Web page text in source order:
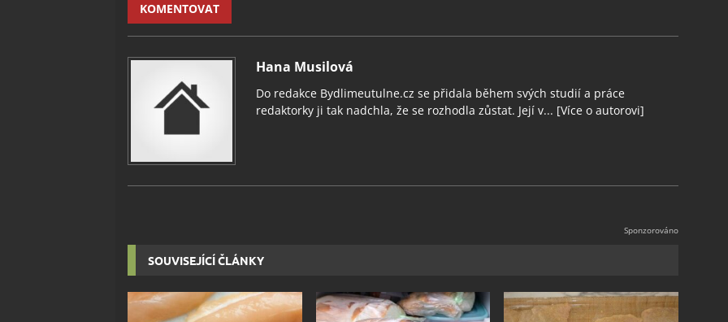
KOMENTOVAT
Hana Musilová
Do redakce Bydlimeutulne.cz se přidala během svých studií a práce
redaktorky ji tak nadchla, že se rozhodla zůstat. Její v... [Více o autorovi]
SOUVISEJÍCÍ ČLÁNKY